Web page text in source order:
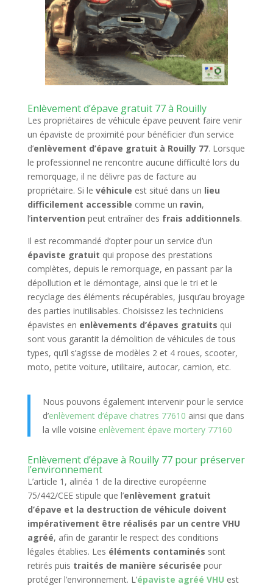
Enlèvement d’épave gratuit 77 à Rouilly
Les propriétaires de véhicule épave peuvent faire venir
un épaviste de proximité pour bénéficier d’un service
d’enlèvement d’épave gratuit à Rouilly 77. Lorsque
le professionnel ne rencontre aucune difficulté lors du
remorquage, il ne délivre pas de facture au
propriétaire. Si le véhicule est situé dans un lieu
difficilement accessible comme un ravin,
l’intervention peut entraîner des frais additionnels.
Il est recommandé d’opter pour un service d’un
épaviste gratuit qui propose des prestations
complètes, depuis le remorquage, en passant par la
dépollution et le démontage, ainsi que le tri et le
recyclage des éléments récupérables, jusqu’au broyage
des parties inutilisables. Choisissez les techniciens
épavistes en enlèvements d’épaves gratuits qui
sont vous garantit la démolition de véhicules de tous
types, qu’il s’agisse de modèles 2 et 4 roues, scooter,
moto, petite voiture, utilitaire, autocar, camion, etc.
Nous pouvons également intervenir pour le service
d’enlèvement d’épave chatres 77610 ainsi que dans
la ville voisine enlèvement épave mortery 77160
Enlèvement d’épave à Rouilly 77 pour préserver
l’environnement
L’article 1, alinéa 1 de la directive européenne
75/442/CEE stipule que l’enlèvement gratuit
d’épave et la destruction de véhicule doivent
impérativement être réalisés par un centre VHU
agréé, afin de garantir le respect des conditions
légales établies. Les éléments contaminés sont
retirés puis traités de manière sécurisée pour
protéger l’environnement. L’épaviste agréé VHU est